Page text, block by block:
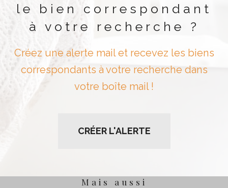
le bien correspondant
à votre recherche ?
Créez une alerte mail et recevez les biens
correspondants à votre recherche dans
votre boîte mail !
CRÉER L'ALERTE
Mais aussi